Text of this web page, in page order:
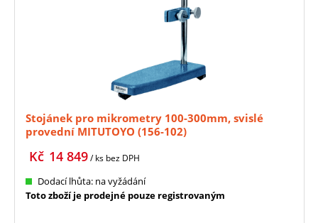
Stojánek pro mikrometry 100-300mm, svislé
provední MITUTOYO (156-102)
14 849
Kč / ks bez DPH
Dodací lhůta: na vyžádání
Toto zboží je prodejné pouze registrovaným